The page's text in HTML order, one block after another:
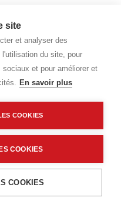
site
et analyser des
du site, pour
et pour améliorer et
En savoir plus
COOKIES
COOKIES
COOKIES